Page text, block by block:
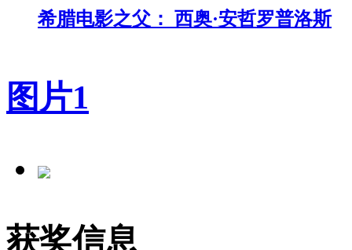
希腊电影之父： 西奥·安哲罗普洛斯
图片1
获奖信息